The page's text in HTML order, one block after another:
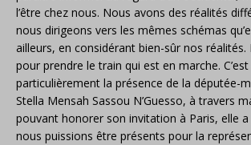
l’être chez nous. Nous avons des réalités
nous dirigeons vers les mêmes schémas
ailleurs, en considérant bien-sûr nos
pour prendre le train qui est en marche.
particulièrement la présence de la députée-
Stella Mensah Sassou N’Guesso, à travers
pouvant honorer son invitation à Paris, elle
nous puissions être présents pour la